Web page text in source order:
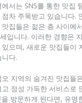
서는 SNS를 통한 맛집
차 주목받고 있습니다.
집들은 젊은 층 사이에
입니다. 이러한 경향은
으며, 새로운 맛집들이
다.
지역의 숨겨진 맛집들
정성 가득한 서비스로
방문하게 된다면, 유명